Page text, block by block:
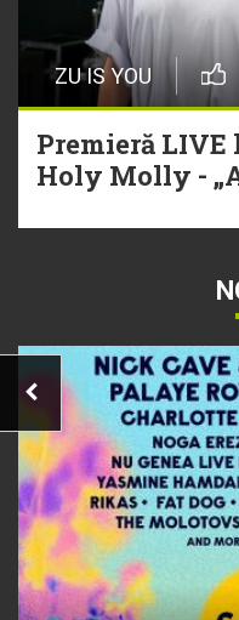
ZU IS YOU
Premieră LIVE
Holy Molly -